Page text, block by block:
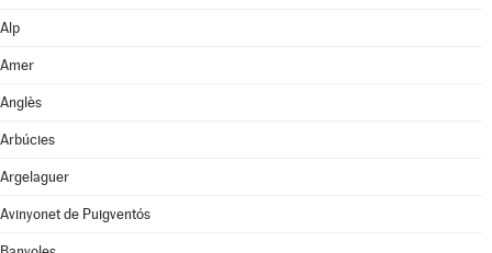
Alp
Amer
Anglès
Arbúcies
Argelaguer
Avinyonet de Puigventós